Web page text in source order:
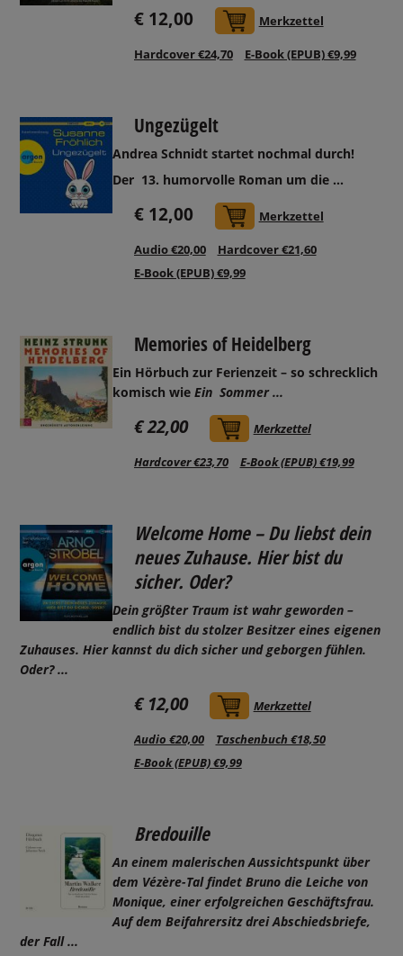
€ 12,00 In den Warenkorb
Merkzettel
Hardcover €24,70 E-Book (EPUB) €9,99
Ungezügelt
Andrea Schnidt startet nochmal durch!
Der 13. humorvolle Roman um die ...
€ 12,00 In den Warenkorb
Merkzettel
Audio €20,00
Hardcover €21,60
E-Book (EPUB) €9,99
Memories of Heidelberg
Ein Hörbuch zur Ferienzeit – so schrecklich
komisch wie Ein Sommer ...
€ 22,00 In den Warenkorb
Merkzettel
Hardcover €23,70 E-Book (EPUB) €19,99
Welcome Home – Du liebst dein
neues Zuhause. Hier bist du
sicher. Oder?
Dein größter Traum ist wahr geworden –
endlich bist du stolzer Besitzer eines eigenen
Zuhauses. Hier kannst du dich sicher und geborgen fühlen.
Oder?...
€ 12,00 In den Warenkorb
Merkzettel
Audio €20,00
Taschenbuch €18,50
E-Book (EPUB) €9,99
Bredouille
An einem malerischen Aussichtspunkt über
dem Vézère-Tal findet Bruno die Leiche von
Monique, einer erfolgreichen Geschäftsfrau.
Auf dem Beifahrersitz drei Abschiedsbriefe,
der Fall ...